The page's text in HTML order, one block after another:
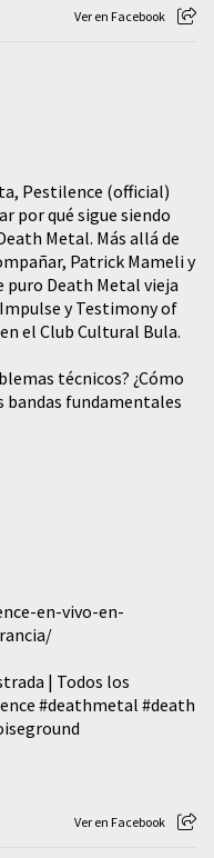
Ver en Facebook
Pestilence (official)
por qué sigue siendo
Metal. Más allá de
Patrick Mameli y
puro Death Metal vieja
y Testimony of
el Club Cultural Bula.
técnicos? ¿Cómo
bandas fundamentales
en-vivo-en-
| Todos los
#deathmetal #death
Ver en Facebook